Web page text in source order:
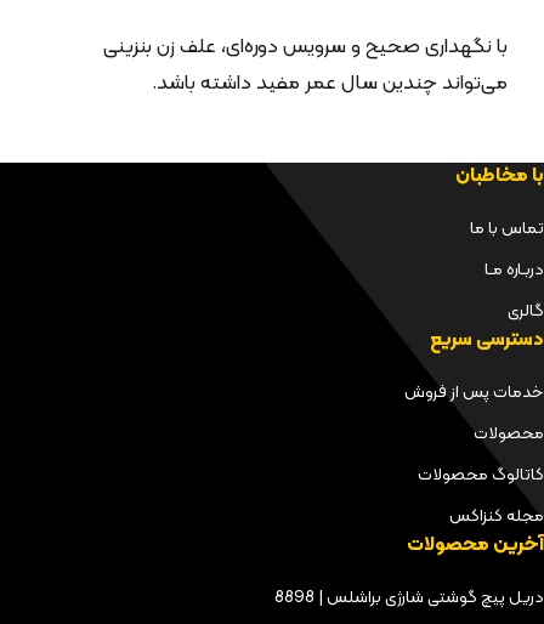
با نگهداری صحیح و سرویس دوره‌ای، علف زن بنزینی
می‌تواند چندین سال عمر مفید داشته باشد.
با مخاطبان
تماس با ما
دربـاره مـا
گالری
دسترسی سریع
خدمات پس از فروش
محصولات
کاتالوگ محصولات
مجله کنزاکس
آخرین محصولات
دریل پیچ گوشتی شارژی براشلس | 8898